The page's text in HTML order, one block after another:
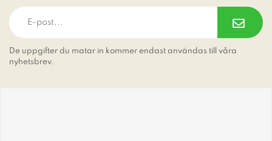
De uppgifter du matar in kommer endast användas till våra
nyhetsbrev.